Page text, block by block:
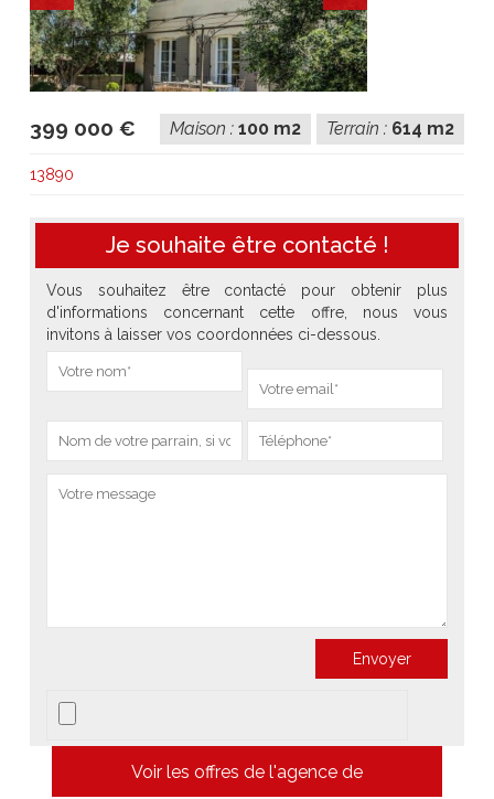
399 000 € Terrain : 614 m2
Maison : 100 m2
13890
Je souhaite être contacté !
Vous souhaitez être contacté pour obtenir plus
d'informations concernant cette offre, nous vous
invitons à laisser vos coordonnées ci-dessous.
Voir les offres de l'agence de